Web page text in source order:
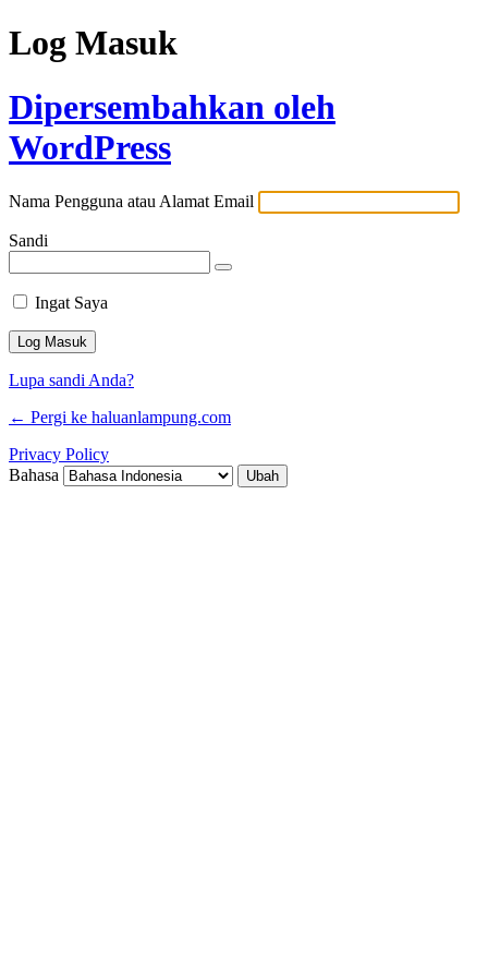
Log Masuk
Dipersembahkan oleh
WordPress
Nama Pengguna atau Alamat Email
Sandi
Ingat Saya
Lupa sandi Anda?
← Pergi ke haluanlampung.com
Privacy Policy
Bahasa